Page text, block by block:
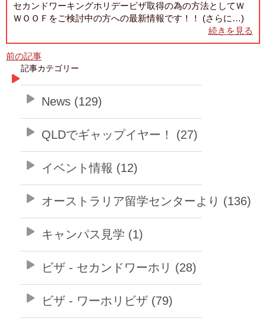
セカンドワーキングホリデービザ取得の為の方法としてＷ
ＷＯＯＦをご検討中の方への最新情報です！！ (さらに…)
続きを見る
前の記事
記事カテゴリー
News (129)
QLDでギャップイヤー！ (27)
イベント情報 (12)
オーストラリア留学センターより (136)
キャンパス見学 (1)
ビザ - セカンドワーホリ (28)
ビザ - ワーホリビザ (79)